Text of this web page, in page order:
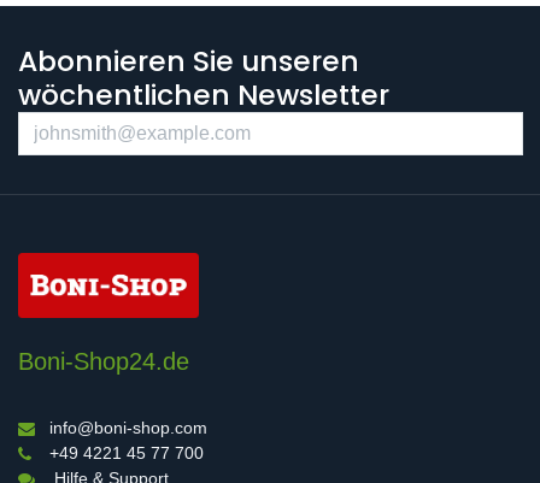
Abonnieren Sie unseren
wöchentlichen Newsletter
Boni-Shop24.de
info@boni-shop.com
+49 4221 45 77 700
Hilfe & Support